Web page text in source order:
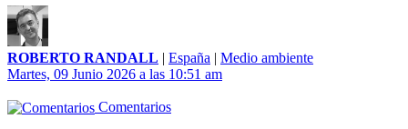
ROBERTO RANDALL | España | Medio ambiente
Martes, 09 Junio 2026 a las 10:51 am
Comentarios